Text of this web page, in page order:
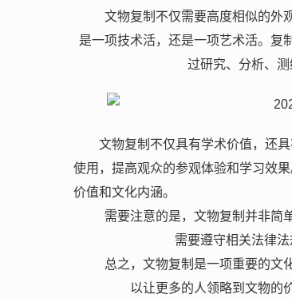
文物复制不仅需要高度相似的外
是一项技术活，还是一项艺术活。复
过研究、分析、
文物复制不仅具有学术价值，还
使用，提高观众的参观体验和学习效
价值和文化内涵。
需要注意的是，文物复制并非简
需要遵守相关法律
总之，文物复制是一项重要的文
以让更多的人领略到文物的